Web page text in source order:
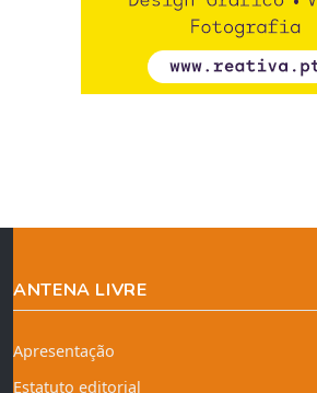
ANTENA LIVRE
Apresentação
Estatuto editorial